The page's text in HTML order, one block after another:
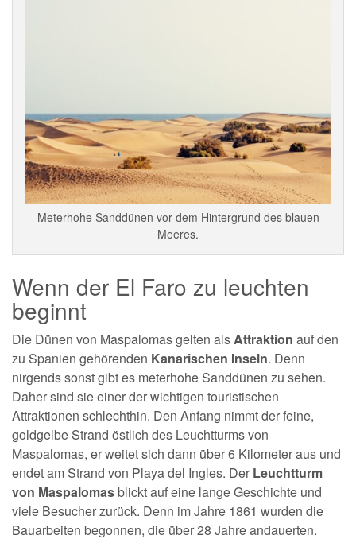
Meterhohe Sanddünen vor dem Hintergrund des blauen
Meeres.
Wenn der El Faro zu leuchten
beginnt
Die Dünen von Maspalomas gelten alsAttraktion auf den
zu Spanien gehörenden Kanarischen Inseln. Denn
nirgends sonst gibt es meterhohe Sanddünen zu sehen.
Daher sind sie einer der wichtigen touristischen
Attraktionen schlechthin. Den Anfang nimmt der feine,
goldgelbe Strand östlich des Leuchtturms von
Maspalomas, er weitet sich dann über 6 Kilometer aus und
endet am Strand von Playa del Ingles. Der Leuchtturm
von Maspalomasblickt auf eine lange Geschichte und
viele Besucher zurück. Denn im Jahre 1861 wurden die
Bauarbeiten begonnen, die über 28 Jahre andauerten.